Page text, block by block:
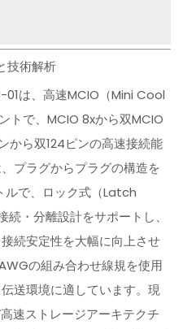
技術解析
は、高速MCIO（Mini Cool
トで、MCIO 8xから双MCIO
から双124ピンの高速接続能
プラグからプラグの構造を
ルで、ロック式（Latch
・分離設計をサポートし、
続安定性を大幅に向上させ
の組み合わせ線規を使用
送環境に適しています。現
速ストレージアーキテクチ